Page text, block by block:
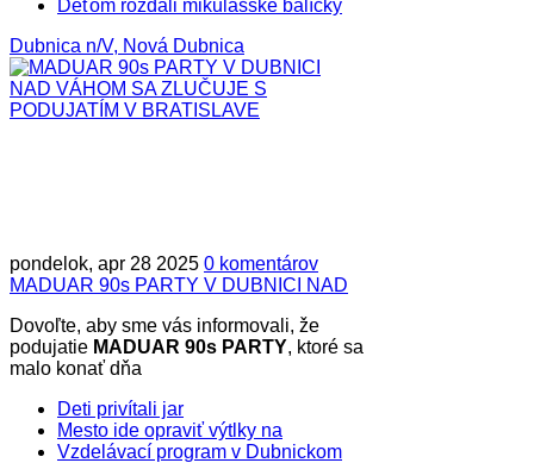
Deťom rozdali mikulášske balíčky
Dubnica n/V, Nová Dubnica
pondelok, apr 28 2025 0 komentárov
MADUAR 90s PARTY V DUBNICI NAD
Dovoľte, aby sme vás informovali, že
podujatie MADUAR 90s PARTY, ktoré sa
malo konať dňa
Deti privítali jar
Mesto ide opraviť výtlky na
Vzdelávací program v Dubnickom